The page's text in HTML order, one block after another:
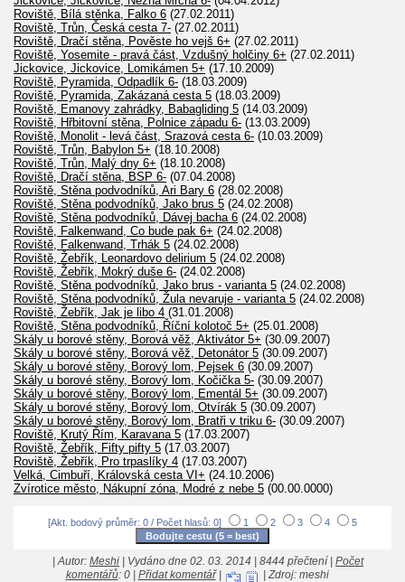
Roviště, Bílá stěnka, Falko 6 (27.02.2011)
Roviště, Trůn, Česká cesta 7- (27.02.2011)
Roviště, Dračí stěna, Pověste ho vejš 6+ (27.02.2011)
Roviště, Yosemite - pravá část, Vzdušný holčiny 6+ (27.02.2011)
Jickovice, Jickovice, Lomikámen 5+ (17.10.2009)
Roviště, Pyramida, Odpadlík 6- (18.03.2009)
Roviště, Pyramida, Zakázaná cesta 5 (18.03.2009)
Roviště, Emanovy zahrádky, Babagliding 5 (14.03.2009)
Roviště, Hřbitovní stěna, Polnice západu 6- (13.03.2009)
Roviště, Monolit - levá část, Srazová cesta 6- (10.03.2009)
Roviště, Trůn, Babylon 5+ (18.10.2008)
Roviště, Trůn, Malý dny 6+ (18.10.2008)
Roviště, Dračí stěna, BSP 6- (07.04.2008)
Roviště, Stěna podvodníků, Ari Bary 6 (28.02.2008)
Roviště, Stěna podvodníků, Jako brus 5 (24.02.2008)
Roviště, Stěna podvodníků, Dávej bacha 6 (24.02.2008)
Roviště, Falkenwand, Co bude pak 6+ (24.02.2008)
Roviště, Falkenwand, Trhák 5 (24.02.2008)
Roviště, Žebřík, Leonardovo delirium 5 (24.02.2008)
Roviště, Žebřík, Mokrý duše 6- (24.02.2008)
Roviště, Stěna podvodníků, Jako brus - varianta 5 (24.02.2008)
Roviště, Stěna podvodníků, Žula nevaruje - varianta 5 (24.02.2008)
Roviště, Žebřík, Jak je libo 4 (31.01.2008)
Roviště, Stěna podvodníků, Říční kolotoč 5+ (25.01.2008)
Skály u borové stěny, Borová věž, Aktivátor 5+ (30.09.2007)
Skály u borové stěny, Borová věž, Detonátor 5 (30.09.2007)
Skály u borové stěny, Borový lom, Pejsek 6 (30.09.2007)
Skály u borové stěny, Borový lom, Kočička 5- (30.09.2007)
Skály u borové stěny, Borový lom, Ementál 5+ (30.09.2007)
Skály u borové stěny, Borový lom, Otvírák 5 (30.09.2007)
Skály u borové stěny, Borový lom, Bratři v triku 6- (30.09.2007)
Roviště, Krutý Řím, Karavana 5 (17.03.2007)
Roviště, Žebřík, Fifty pifty 5 (17.03.2007)
Roviště, Žebřík, Pro trpaslíky 4 (17.03.2007)
Velká, Cimbuří, Královská cesta VI+ (24.10.2006)
Zvírotice město, Nákupní zóna, Modré z nebe 5 (00.00.0000)
[Akt. bodový průměr: 0 / Počet hlasů: 0] 1 2 3 4 5
| Autor: Meshi | Vydáno dne 02. 03. 2014 | 8444 přečtení | Počet
komentářů: 0 | Přidat komentář| | Zdroj: meshi